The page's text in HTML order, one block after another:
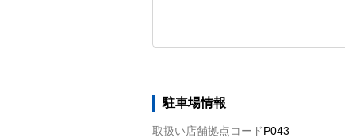
駐車場情報
取扱い店舗拠点コードP043